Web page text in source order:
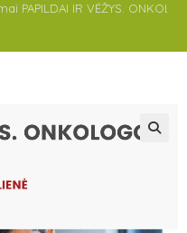
PAPILDAI IR VĖŽYS.